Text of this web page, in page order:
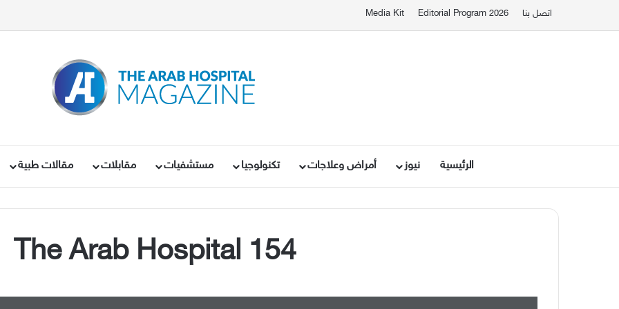
اتصل بنا Editorial Program 2026
Media Kit
الرئيسية نيوز أمراض وعلاجات تكنولوجيا مستشفيات مقابلات مقالات طبية
The Arab Hospital 154